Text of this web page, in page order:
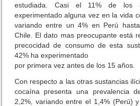
estudiada. Casi el 11% de los
experimentado alguna vez en la vida
variando entre un 4% en Perú
Chile. El dato mas preocupante está
precocidad de consumo de esta
42% ha experimentado
por primera vez antes de los 15 años.
Con respecto a las otras sustancias
cocaína presenta una prevalencia
2,2%, variando entre el 1,4% (Perú) y